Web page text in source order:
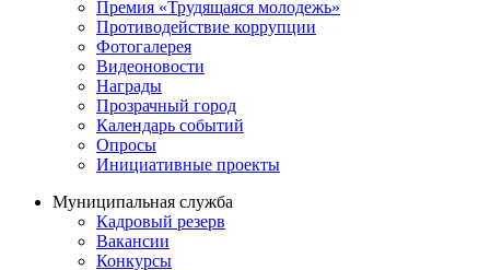
Премия «Трудящаяся молодежь»
Противодействие коррупции
Фотогалерея
Видеоновости
Награды
Прозрачный город
Календарь событий
Опросы
Инициативные проекты
Муниципальная служба
Кадровый резерв
Вакансии
Конкурсы